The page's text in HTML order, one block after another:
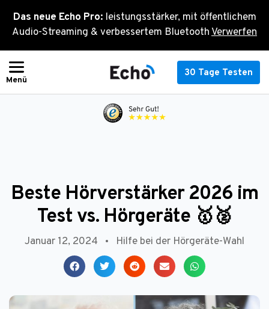
Das neue Echo Pro: leistungsstärker, mit öffentlichem
Audio-Streaming & verbessertem BluetoothVerwerfen
Inhalt
springen
30 Tage Testen
Beste Hörverstärker 2026 im
Test vs. Hörgeräte 🥇🥈
Januar 12, 2024 Hilfe bei der Hörgeräte-Wahl